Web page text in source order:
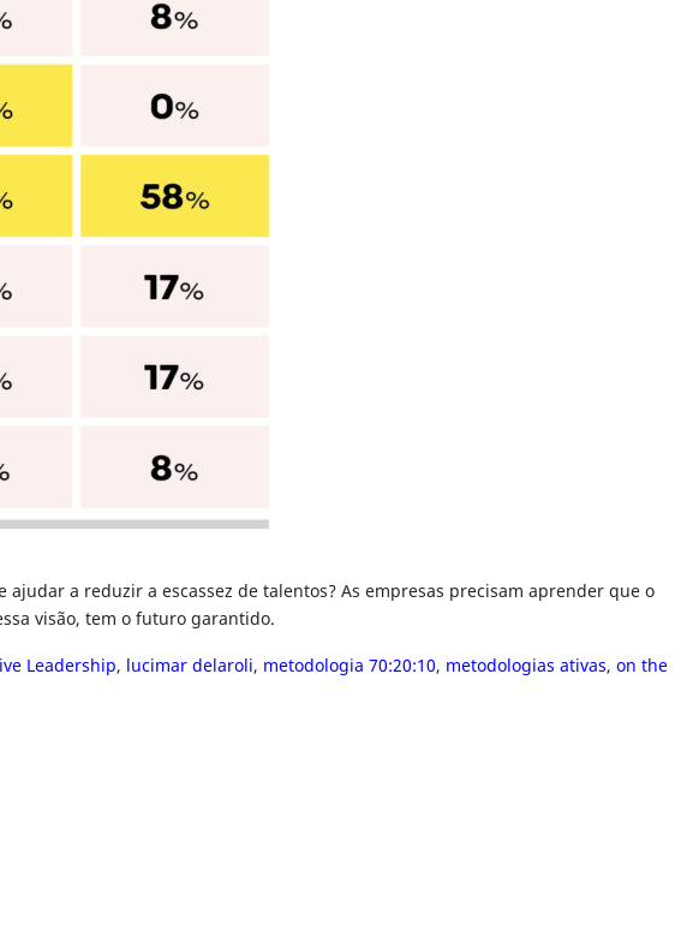
a reduzir a escassez de talentos? As empresas precisam aprender que o
visão, tem o futuro garantido.
Leadership, lucimar delaroli, metodologia 70:20:10, metodologias ativas, on the